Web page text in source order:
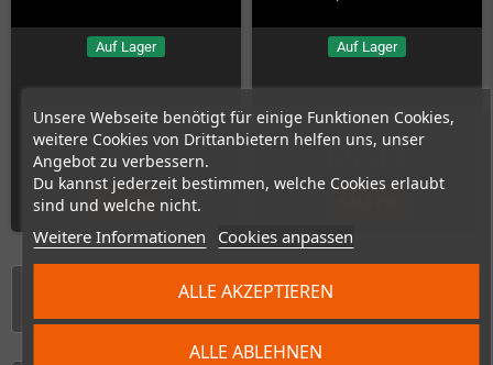
Unsere Webseite benötigt für einige Funktionen Cookies,
weitere Cookies von Drittanbietern helfen uns, unser
Angebot zu verbessern.
Du kannst jederzeit bestimmen, welche Cookies erlaubt
sind und welche nicht.
Weitere Informationen Cookies anpassen
ALLE ABLEHNEN
ALLE AKZEPTIEREN
Auf Lager
12,61 €
KAUFEN
Auf Lager
12,61 €
1 - 8 von 8 Artikel(n)